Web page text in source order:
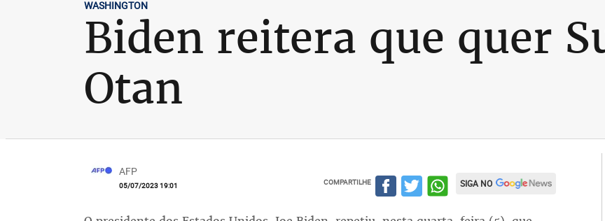
WASHINGTON
Biden reitera que quer
Otan
AFP
05/07/2023 19:01 COMPARTILHE SIGA NO